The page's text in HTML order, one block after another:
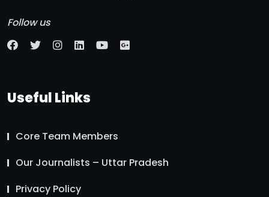
Follow us
Useful Links
Core Team Members
Our Journalists – Uttar Pradesh
Privacy Policy